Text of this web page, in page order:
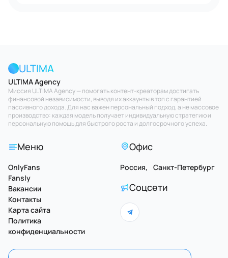
ULTIMA
ULTIMA Agency
Миссия ULTIMA Agency — помогать контент-креаторам достигать
финансовой независимости, выводя их аккаунты в топ с гарантией
пассивного дохода. Для нас важен персональный подход, а не массовое
производство: каждая модель получает индивидуальную стратегию и
персональную помощь для быстрого роста и долгосрочного успеха.
Меню
OnlyFans
Fansly
Вакансии
Контакты
Карта сайта
Политика
конфиденциальности
Офис
Россия, Санкт-Петербург
Соцсети